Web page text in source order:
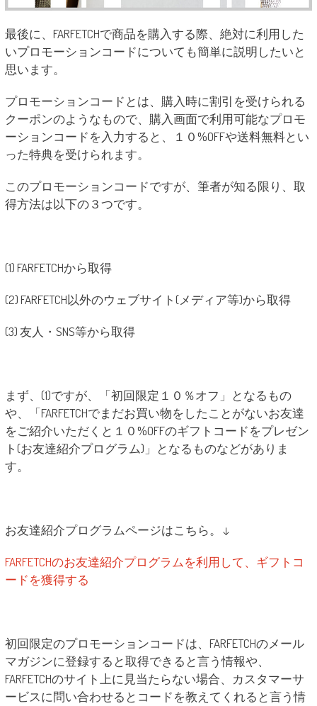
最後に、FARFETCHで商品を購入する際、絶対に利用した
いプロモーションコードについても簡単に説明したいと
思います。
プロモーションコードとは、購入時に割引を受けられる
クーポンのようなもので、購入画面で利用可能なプロモ
ーションコードを入力すると、１０%OFFや送料無料とい
った特典を受けられます。
このプロモーションコードですが、筆者が知る限り、取
得方法は以下の３つです。
(1) FARFETCHから取得
(2) FARFETCH以外のウェブサイト(メディア等)から取得
(3) 友人・SNS等から取得
まず、(1)ですが、「初回限定１０％オフ」となるもの
や、「FARFETCHでまだお買い物をしたことがないお友達
をご紹介いただくと１０%OFFのギフトコードをプレゼン
ト(お友達紹介プログラム)」となるものなどがありま
す。
お友達紹介プログラムページはこちら。↓
FARFETCHのお友達紹介プログラムを利用して、ギフトコ
ードを獲得する
初回限定のプロモーションコードは、FARFETCHのメール
マガジンに登録すると取得できると言う情報や、
FARFETCHのサイト上に見当たらない場合、カスタマーサ
ービスに問い合わせるとコードを教えてくれると言う情